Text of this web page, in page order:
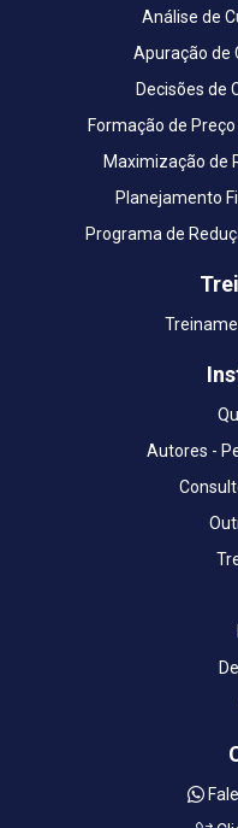
Análise de
Apuração de
Decisões de
Formação de
Maximização de
Planejamento
Programa de
Autores -